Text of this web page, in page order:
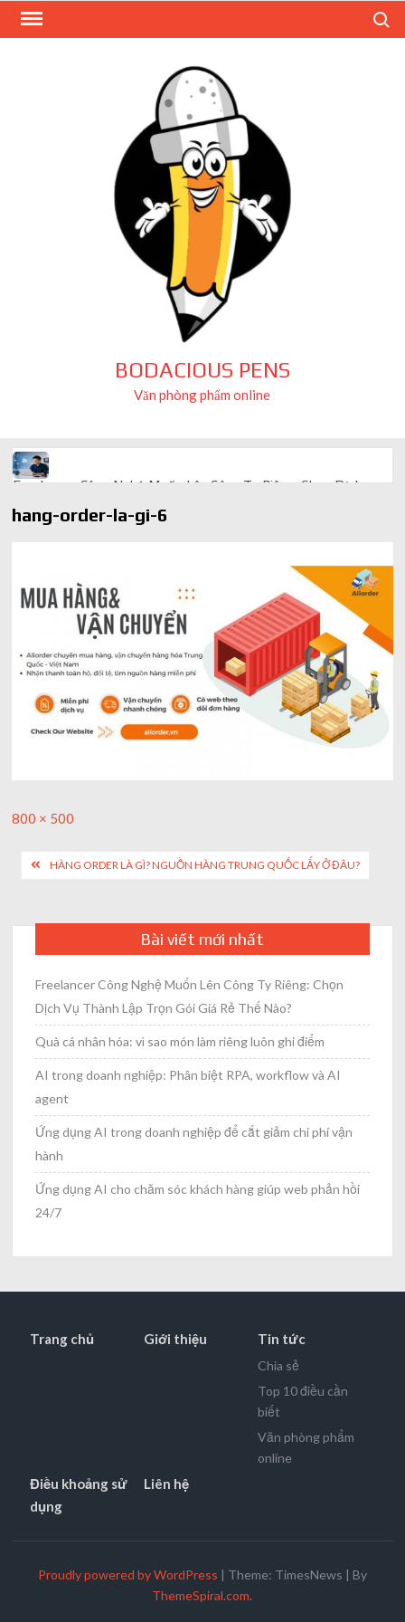
Skip
BODACIOUS PENS
Văn phòng phẩm online
Freelancer Công Nghệ Muốn Lên Công Ty Riêng: Chọn Dịch
Quà cá nhân hóa: vì sao món làm riêng luôn ghi điểm
AI trong doanh nghiệp: Phân biệt RPA, workflow và AI agent
Ứng dụng AI trong doanh nghiệp để cắt giảm chi phí vận hành
Ứng dụng AI cho chăm sóc khách hàng giúp web phản hồi
24/7
hang-order-la-gi-6
Full
800 × 500
PostHÀNG ORDER LÀ GÌ? NGUỒN HÀNG TRUNG QUỐC LẤY Ở ĐÂU?
Bài viết mới nhất
Freelancer Công Nghệ Muốn Lên Công Ty Riêng: Chọn
Dịch Vụ Thành Lập Trọn Gói Giá Rẻ Thế Nào?
Quà cá nhân hóa: vì sao món làm riêng luôn ghi điểm
AI trong doanh nghiệp: Phân biệt RPA, workflow và AI
agent
Ứng dụng AI trong doanh nghiệp để cắt giảm chi phí vận
hành
Ứng dụng AI cho chăm sóc khách hàng giúp web phản hồi
24/7
Trang chủ Giới thiệu Tin tức
Chia sẻ
Top 10 điều cần
biết
Văn phòng phẩm
online
Điều khoảng sử
dụng
Liên hệ
Proudly powered by WordPress | Theme: TimesNews | By
ThemeSpiral.com.